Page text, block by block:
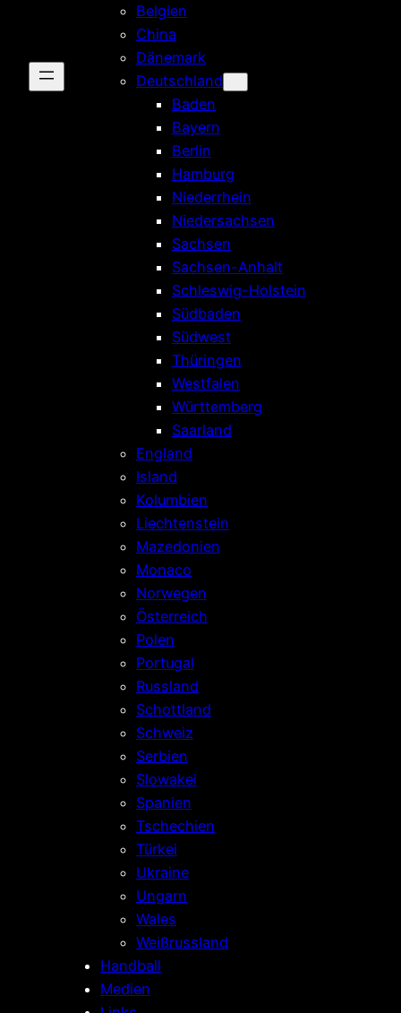
Belgien
China
Dänemark
Deutschland
Baden
Bayern
Berlin
Hamburg
Niederrhein
Niedersachsen
Sachsen
Sachsen-Anhalt
Schleswig-Holstein
Südbaden
Südwest
Thüringen
Westfalen
Württemberg
Saarland
England
Island
Kolumbien
Liechtenstein
Mazedonien
Monaco
Norwegen
Österreich
Polen
Portugal
Russland
Schottland
Schweiz
Serbien
Slowakei
Spanien
Tschechien
Türkei
Ukraine
Ungarn
Wales
Weißrussland
Handball
Medien